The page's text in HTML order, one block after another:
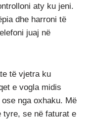
aty ku jeni.
dhe harroni të
juaj në
të vjetra ku
e vogla midis
nga oxhaku. Më
tyre, se në faturat e